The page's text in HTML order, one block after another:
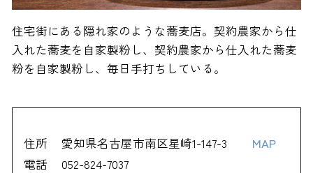
住宅街にある隠れ家のような蕎麦店。契約農家から仕
入れた蕎麦を自家製粉し、契約農家から仕入れた蕎麦
粉を自家製粉し、毎日手打ちしている。
住所 愛知県名古屋市南区星崎1-147-3
MAP
電話
052-824-7037